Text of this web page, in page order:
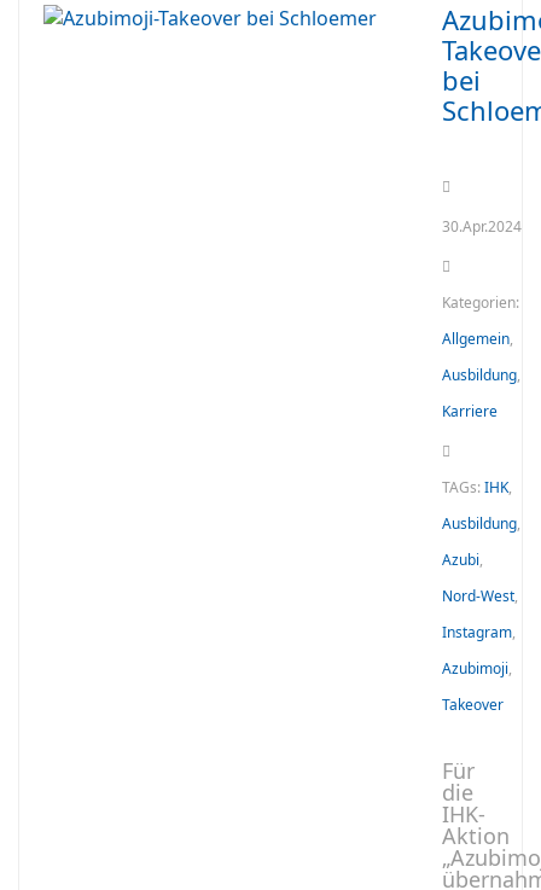
bei
30.Apr.2024
Kategorien:
Allgemein,
Ausbildung,
Karriere
TAGs:IHK,
Ausbildung,
Azubi,
Nord-West,
Instagram,
Azubimoji,
Takeover
Für
die
IHK-
Aktion